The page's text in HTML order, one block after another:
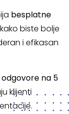
besplatne
biste bolje
i efikasan
odgovore na 5
klijenti